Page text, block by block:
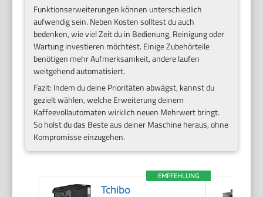
Funktionserweiterungen können unterschiedlich
aufwendig sein. Neben Kosten solltest du auch
bedenken, wie viel Zeit du in Bedienung, Reinigung oder
Wartung investieren möchtest. Einige Zubehörteile
benötigen mehr Aufmerksamkeit, andere laufen
weitgehend automatisiert.
Fazit: Indem du deine Prioritäten abwägst, kannst du
gezielt wählen, welche Erweiterung deinem
Kaffeevollautomaten wirklich neuen Mehrwert bringt.
So holst du das Beste aus deiner Maschine heraus, ohne
Kompromisse einzugehen.
EMPFEHLUNG
Tchibo